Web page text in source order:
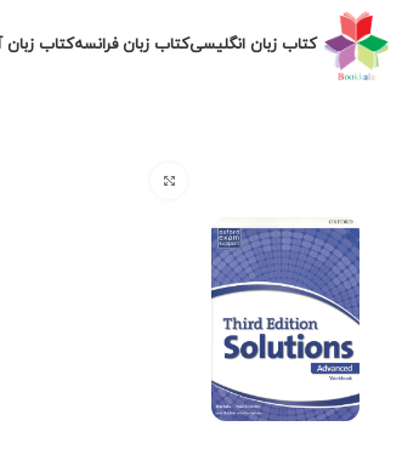
کتاب زبان انگلیسیکتاب زبان فرانسهکتاب زبان